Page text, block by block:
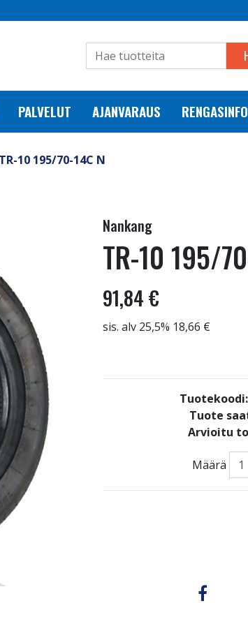
PALVELUT AJANVARAUS RENGASINFO
TR-10 195/70-14C N
Nankang
TR-10 195/
91,84 €
sis. alv 25,5% 18,66 €
Tuotekoodi:
Tuote
Arvioitu
Määrä